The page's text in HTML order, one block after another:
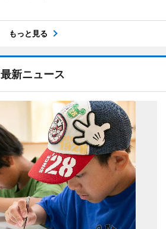
もっと見る
最新ニュース